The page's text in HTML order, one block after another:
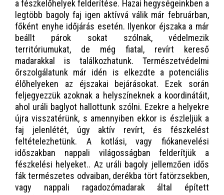
a fészkelőhelyek felderítése. Hazai hegységeinkben a
legtöbb bagoly faj igen aktívvá válik már februárban,
főként enyhe időjárás esetén. Ilyenkor éjszaka a már
beállt párok sokat szólnak, védelmezik
territóriumukat, de még fiatal, revírt kereső
madarakkal is találkozhatunk. Természetvédelmi
őrszolgálatunk már idén is elkezdte a potenciális
élőhelyeken az éjszakai bejárásokat. Ezek során
feljegyezzük azoknak a helyszíneknek a koordinátáit,
ahol uráli baglyot hallottunk szólni. Ezekre a helyekre
újra visszatérünk, s amennyiben ekkor is észleljük a
faj jelenlétét, úgy aktív revírt, és fészkelést
feltételezhetünk. A kotlási, vagy fiókanevelési
időszakban nappali világosságban felderítjük a
fészkelési helyeket.. Az uráli bagoly jellemzően idős
fák természetes odvaiban, derékba tört fatörzsekben,
vagy nappali ragadozómadarak által épített